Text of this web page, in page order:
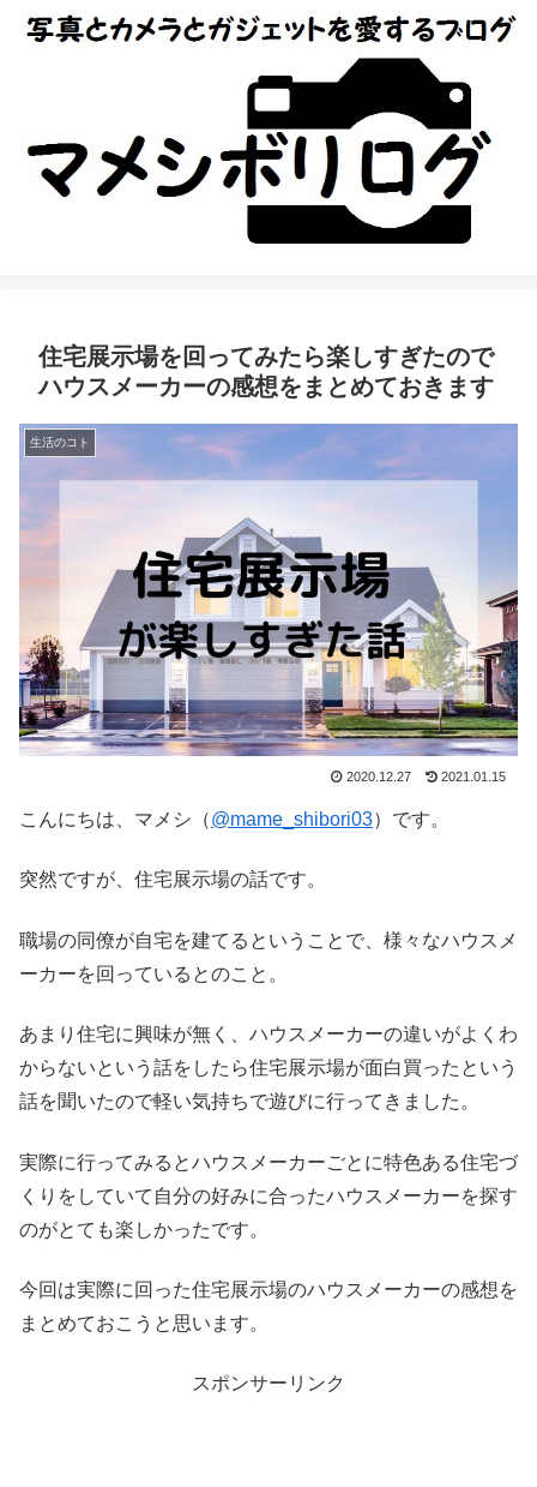
住宅展示場を回ってみたら楽しすぎたので
ハウスメーカーの感想をまとめておきます
生活のコト
2020.12.27 2021.01.15
こんにちは、マメシ（@mame_shibori03）です。
突然ですが、住宅展示場の話です。
職場の同僚が自宅を建てるということで、様々なハウスメ
ーカーを回っているとのこと。
あまり住宅に興味が無く、ハウスメーカーの違いがよくわ
からないという話をしたら住宅展示場が面白買ったという
話を聞いたので軽い気持ちで遊びに行ってきました。
実際に行ってみるとハウスメーカーごとに特色ある住宅づ
くりをしていて自分の好みに合ったハウスメーカーを探す
のがとても楽しかったです。
今回は実際に回った住宅展示場のハウスメーカーの感想を
まとめておこうと思います。
スポンサーリンク